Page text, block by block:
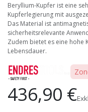
Beryllium-Kupfer ist eine
Kupferlegierung mit
Das Material ist
sicherheitsrelevante
Zudem bietet es eine hohe
Lebensdauer.
436,90 €